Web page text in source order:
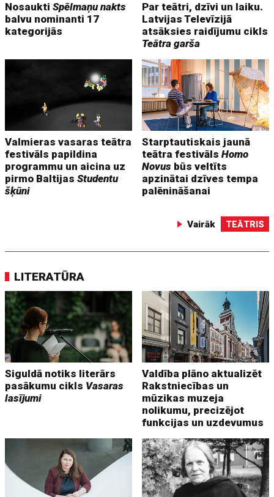
NosauktiSpēlmaņu nakts
balvu nominanti 17
kategorijās
Par teātri, dzīvi un laiku.
Latvijas Televīzijā
atsāksies raidījumu cikls
Teātra garša
Valmieras vasaras teātra
festivāls papildina
programmu un aicina uz
pirmo BaltijasStudentu
šķūni
Starptautiskais jaunā
teātra festivālsHomo
Novus būs veltīts
apzinātai dzīves tempa
palēnināšanai
Vairāk TEĀTRIS
LITERATŪRA
Siguldā notiks literārs
pasākumu cikls Vasaras
lasījumi
Valdība plāno aktualizēt
Rakstniecības un
mūzikas muzeja
nolikumu, precizējot
funkcijas un uzdevumus